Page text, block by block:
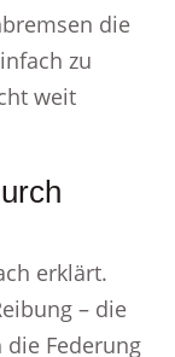
die
zu
weit
erklärt.
– die
die Federung